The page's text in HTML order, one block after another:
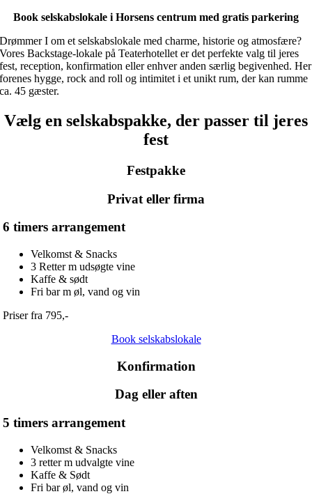
Book selskabslokale i Horsens centrum med gratis parkering
Drømmer I om et selskabslokale med charme, historie og atmosfære?
Vores Backstage-lokale på Teaterhotellet er det perfekte valg til jeres
fest, reception, konfirmation eller enhver anden særlig begivenhed. Her
forenes hygge, rock and roll og intimitet i et unikt rum, der kan rumme
ca. 45 gæster.
Vælg en selskabspakke, der passer til jeres
fest
Festpakke
Privat eller firma
6 timers arrangement
Velkomst & Snacks
3 Retter m udsøgte vine
Kaffe & sødt
Fri bar m øl, vand og vin
Priser fra 795,-
Book selskabslokale
Konfirmation
Dag eller aften
5 timers arrangement
Velkomst & Snacks
3 retter m udvalgte vine
Kaffe & Sødt
Fri bar øl, vand og vin